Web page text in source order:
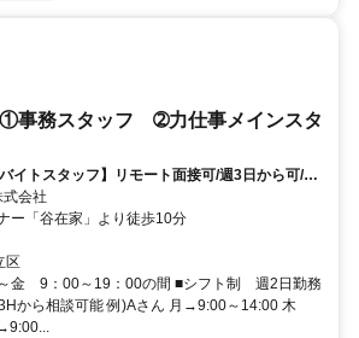
①事務スタッフ ➁力仕事メインスタ
イトスタッフ】リモート面接可/週3日から可/W
・私服OK
会社
ライナー「谷在家」より徒歩10分
区
金 9：00～19：00の間 ■シフト制 週2日勤務
から相談可能 例)Aさん 月→9:00～14:00 木